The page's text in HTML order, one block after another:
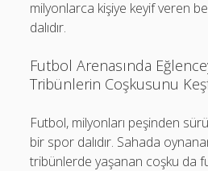
milyonlarca kişiye keyif veren
dalıdır.
Futbol Arenasında
Tribünlerin Coşkusunu
Futbol, milyonları peşinden
bir spor dalıdır. Sahada
tribünlerde yaşanan coşku da